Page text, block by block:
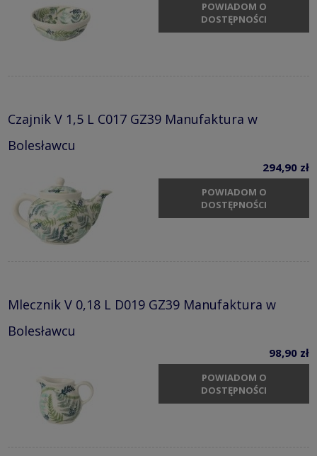
POWIADOM O
DOSTĘPNOŚCI
Czajnik V 1,5 L C017 GZ39 Manufaktura w
Bolesławcu
294,90 zł
POWIADOM O
DOSTĘPNOŚCI
Mlecznik V 0,18 L D019 GZ39 Manufaktura w
Bolesławcu
98,90 zł
POWIADOM O
DOSTĘPNOŚCI